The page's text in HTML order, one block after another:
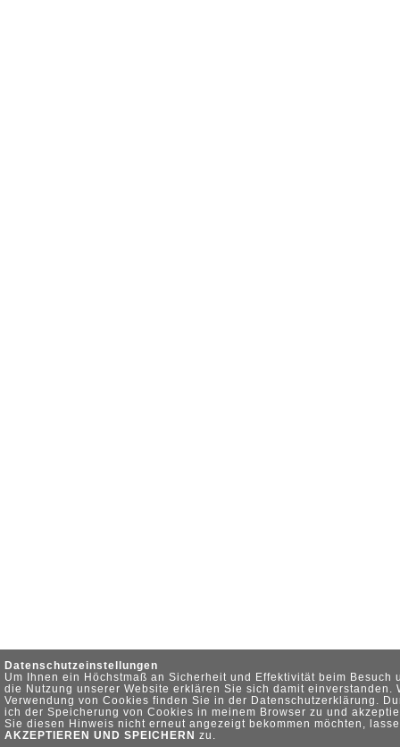
Datenschutzeinstellungen
Um Ihnen ein Höchstmaß an Sicherheit und Effektivität beim
die Nutzung unserer Website erklären Sie sich damit einverstanden.
Verwendung von Cookies finden Sie in der Datenschutzerklärung.
ich der Speicherung von Cookies in meinem Browser zu und
Sie diesen Hinweis nicht erneut angezeigt bekommen möchten,
AKZEPTIEREN UND SPEICHERN zu.